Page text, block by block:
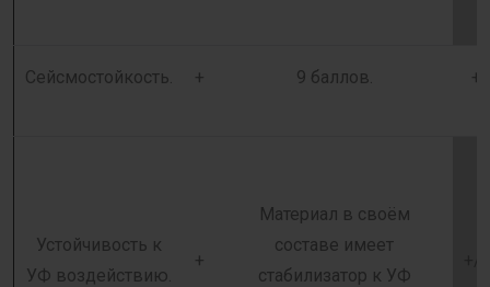
Сейсмостойкость. + 9 баллов. +
Устойчивость к
УФ воздействию.
+
Материал в своём
составе имеет
стабилизатор к УФ